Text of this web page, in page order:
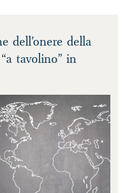
dell’onere della
tavolino” in